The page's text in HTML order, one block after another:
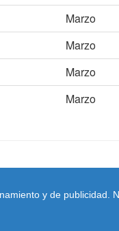
Marzo
Marzo
Marzo
Marzo
y de